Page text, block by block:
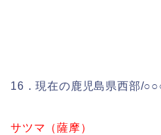
16．現在の鹿児島県西部/
サツマ（薩摩）